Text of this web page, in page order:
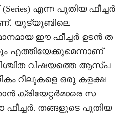
എന്ന പുതിയ ഫീച്ചർ
യൂട്യൂബിലെ
ഈ ഫീച്ചർ ഉടൻ ത
എത്തിയേക്കുമെന്നാണ്
വിഷയത്തെ ആസ്പ
റീലുകളെ ഒരു കളക്ഷ
ക്രിയേറ്റർമാരെ സ
തങ്ങളുടെ പുതിയ